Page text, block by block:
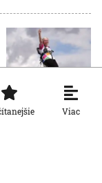
zahraničných
Viac